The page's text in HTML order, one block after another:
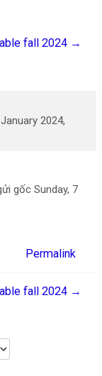
fall 2024 →
2024,
gốc Sunday, 7
Permalink
fall 2024 →